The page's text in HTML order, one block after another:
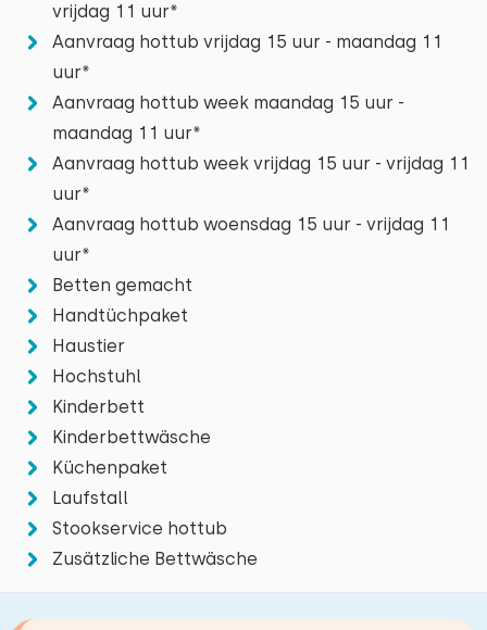
Reisegesellschaft
Die maximal zulässige Personenzahl in diesem
mitbringen (2).
vrijdag 11 uur*
Aanvraag hottub vrijdag 15 uur - maandag 11
uur*
Aanvraag hottub week maandag 15 uur -
maandag 11 uur*
Aanvraag hottub week vrijdag 15 uur - vrijdag 11
uur*
Aanvraag hottub woensdag 15 uur - vrijdag 11
uur*
Betten gemacht
Handtüchpaket
Haustier
Hochstuhl
Kinderbett
Kinderbettwäsche
Küchenpaket
Laufstall
Stookservice hottub
Zusätzliche Bettwäsche
Eigenschaften
Grundlegende Merkmale
Bungalow
Auf einem Ferienpark
Einfamilienhaus
Wohnfläche: 75 m² m²
Zentralheizung
Internet
Wohnzimmer
Smart-TV mit Stream-Funktion
Holzofen
Schlafzimmer
Boden:
Erdgeschoss
Schlafplätze: 2
Bett: Boxbed
Bettdecke(n): Einzelbettdecke
Schlafzimmer
Boden:
1. Stock
Schlafplätze: 2
Bett: Einzel
Sanitären Anlagen
Badezimmer
Boden:
Orchideenhof in Luttelgeest oder das IJsstadion
Thialf.
Juli 2026 (vom Ferienpark)
8,2
Natalie v.
Original anzeigen
Es war ein hübsches Häuschen direkt am Rande
des Parks.
Juli 2026
Pascal Wiendels
Original anzeigen
Wunderbar ruhig. Nur im oder in der Nähe des
Parks: Schwimmbad, Spielplatz, See
Alle Bewertungen